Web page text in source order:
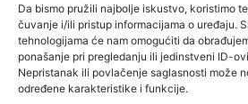
Da bismo pružili najbolje iskustvo, koristimo
čuvanje i/ili pristup informacijama o uređaju.
tehnologijama će nam omogućiti da
ponašanje pri pregledanju ili jedinstveni ID-
Nepristanak ili povlačenje saglasnosti može
određene karakteristike i funkcije.